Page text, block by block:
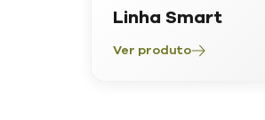
Linha Smart
Ver produto